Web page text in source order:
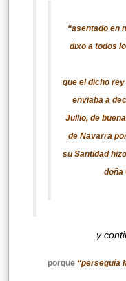
“asentado en
dixo a todos
que el dicho
enviaba a
Jullio, de
de Navarra
su Santidad
doña
y
porque “perseguía